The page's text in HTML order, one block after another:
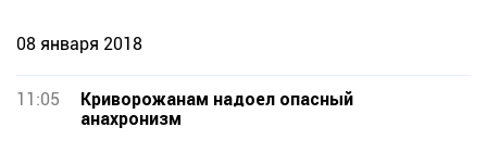
08 января 2018
11:05
Криворожанам надоел опасный
анахронизм